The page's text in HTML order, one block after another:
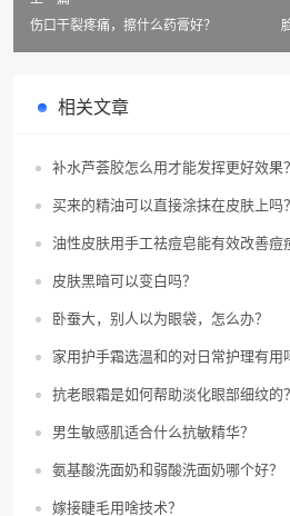
伤口干裂疼痛，擦什么药膏好？
相关文章
补水芦荟胶怎么用才能发挥更好效果？
买来的精油可以直接涂抹在皮肤上吗？
油性皮肤用手工祛痘皂能有效改善痘
皮肤黑暗可以变白吗？
卧蚕大，别人以为眼袋，怎么办？
家用护手霜选温和的对日常护理有用
抗老眼霜是如何帮助淡化眼部细纹的？
男生敏感肌适合什么抗敏精华？
氨基酸洗面奶和弱酸洗面奶哪个好？
嫁接睫毛用啥技术？